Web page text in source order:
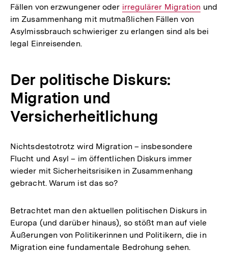
Fällen von erzwungener oder Interner
Link:
irregulärer Migration und
im Zusammenhang mit mutmaßlichen Fällen von
Asylmissbrauch schwieriger zu erlangen sind als bei
legal Einreisenden.
Der politische Diskurs:
Migration und
Versicherheitlichung
Nichtsdestotrotz wird Migration – insbesondere
Flucht und Asyl – im öffentlichen Diskurs immer
wieder mit Sicherheitsrisiken in Zusammenhang
gebracht. Warum ist das so?
Betrachtet man den aktuellen politischen Diskurs in
Europa (und darüber hinaus), so stößt man auf viele
Äußerungen von Politikerinnen und Politikern, die in
Migration eine fundamentale Bedrohung sehen.